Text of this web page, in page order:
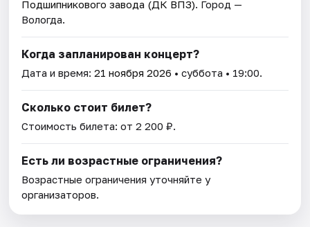
Подшипникового завода (ДК ВПЗ). Город —
Вологда.
Когда запланирован концерт?
Дата и время:21 ноября 2026 • суббота • 19:00.
Сколько стоит билет?
Стоимость билета: от 2 200 ₽.
Есть ли возрастные ограничения?
Возрастные ограничения уточняйте у
организаторов.